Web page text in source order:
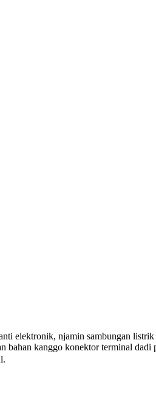
elektronik, njamin sambungan
bahan kanggo konektor terminal